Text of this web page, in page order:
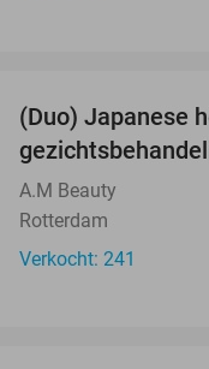
(Duo) Japanese
A.M Beauty
Rotterdam
Verkocht: 241